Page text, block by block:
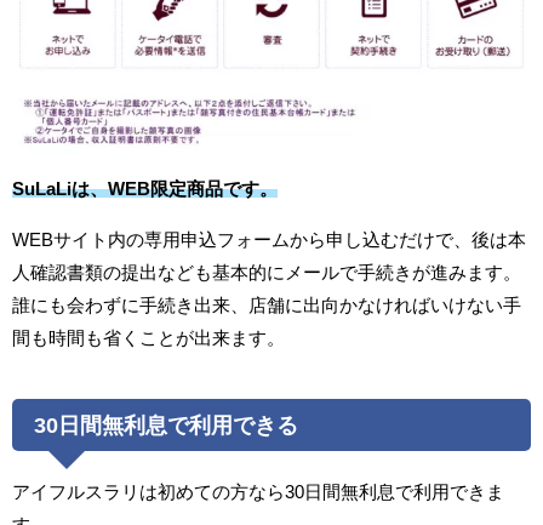
SuLaLiは、WEB限定商品です。
WEBサイト内の専用申込フォームから申し込むだけで、後は本
人確認書類の提出なども基本的にメールで手続きが進みます。
誰にも会わずに手続き出来、店舗に出向かなければいけない手
間も時間も省くことが出来ます。
30日間無利息で利用できる
アイフルスラリは初めての方なら30日間無利息で利用できま